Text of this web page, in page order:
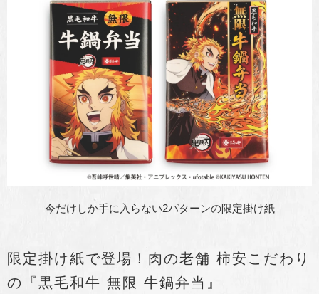
今だけしか手に入らない2パターンの限定掛け紙
限定掛け紙で登場！肉の老舗 柿安こだわり
の『黒毛和牛 無限 牛鍋弁当』